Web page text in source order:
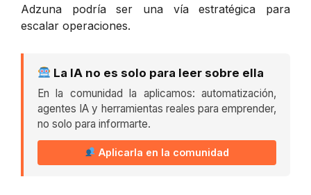
Adzuna podría ser una vía estratégica para
escalar operaciones.
La IA no es solo para leer sobre ella
En la comunidad la aplicamos: automatización,
agentes IA y herramientas reales para emprender,
no solo para informarte.
Aplicarla en la comunidad